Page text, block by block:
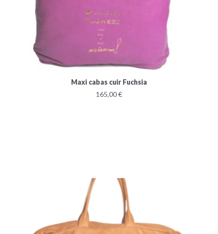
Maxi cabas cuir Fuchsia
165,00 €